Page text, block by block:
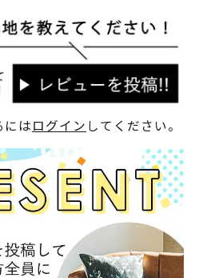
にはログイン してください。